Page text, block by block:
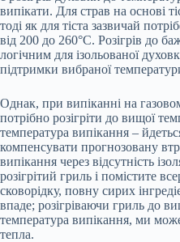
випікати. Для страв на основі
тоді як для тіста зазвичай
від 200 до 260°C. Розігрів до
логічним для ізольованої
підтримки вибраної
Однак, при випіканні на
потрібно розігріти до вищої
температура випікання –
компенсувати прогнозовану
випікання через відсутність
розігрітий гриль і помістите
сковорідку, повну сирих
впаде; розігріваючи гриль до
температура випікання, ми
тепла.